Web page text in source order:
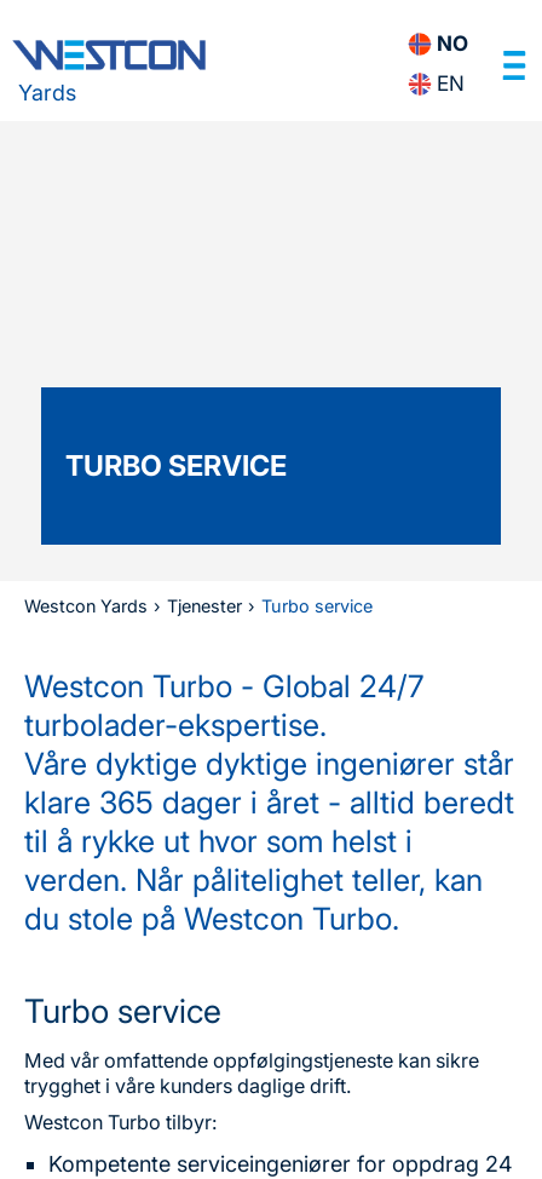
Yards
NO
EN
TURBO SERVICE
Westcon Yards › Tjenester › Turbo service
Westcon Turbo - Global 24/7
turbolader-ekspertise.
Våre dyktige dyktige ingeniører står
klare 365 dager i året - alltid beredt
til å rykke ut hvor som helst i
verden. Når pålitelighet teller, kan
du stole på Westcon Turbo.
Turbo service
Med vår omfattende oppfølgingstjeneste kan sikre
trygghet i våre kunders daglige drift.
Westcon Turbo tilbyr:
Kompetente serviceingeniører for oppdrag 24